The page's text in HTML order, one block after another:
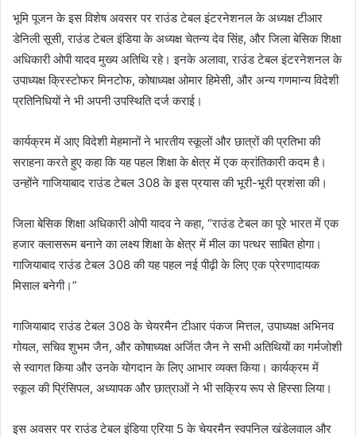
भूमि पूजन के इस विशेष अवसर पर राउंड टेबल इंटरनेशनल के अध्यक्ष टीआर
डेनिली सूसी, राउंड टेबल इंडिया के अध्यक्ष चेतन्य देव सिंह, और जिला बेसिक शिक्षा
अधिकारी ओपी यादव मुख्य अतिथि रहे। इनके अलावा, राउंड टेबल इंटरनेशनल के
उपाध्यक्ष क्रिस्टोफर मिनटोफ, कोषाध्यक्ष ओमार हिमेसी, और अन्य गणमान्य विदेशी
प्रतिनिधियों ने भी अपनी उपस्थिति दर्ज कराई।
कार्यक्रम में आए विदेशी मेहमानों ने भारतीय स्कूलों और छात्रों की प्रतिभा की
सराहना करते हुए कहा कि यह पहल शिक्षा के क्षेत्र में एक क्रांतिकारी कदम है।
उन्होंने गाजियाबाद राउंड टेबल 308 के इस प्रयास की भूरी-भूरी प्रशंसा की।
जिला बेसिक शिक्षा अधिकारी ओपी यादव ने कहा, “राउंड टेबल का पूरे भारत में एक
हजार क्लासरूम बनाने का लक्ष्य शिक्षा के क्षेत्र में मील का पत्थर साबित होगा।
गाजियाबाद राउंड टेबल 308 की यह पहल नई पीढ़ी के लिए एक प्रेरणादायक
मिसाल बनेगी।”
गाजियाबाद राउंड टेबल 308 के चेयरमैन टीआर पंकज मित्तल, उपाध्यक्ष अभिनव
गोयल, सचिव शुभम जैन, और कोषाध्यक्ष अर्जित जैन ने सभी अतिथियों का गर्मजोशी
से स्वागत किया और उनके योगदान के लिए आभार व्यक्त किया। कार्यक्रम में
स्कूल की प्रिंसिपल, अध्यापक और छात्राओं ने भी सक्रिय रूप से हिस्सा लिया।
इस अवसर पर राउंड टेबल इंडिया एरिया 5 के चेयरमैन स्वपनिल खंडेलवाल और